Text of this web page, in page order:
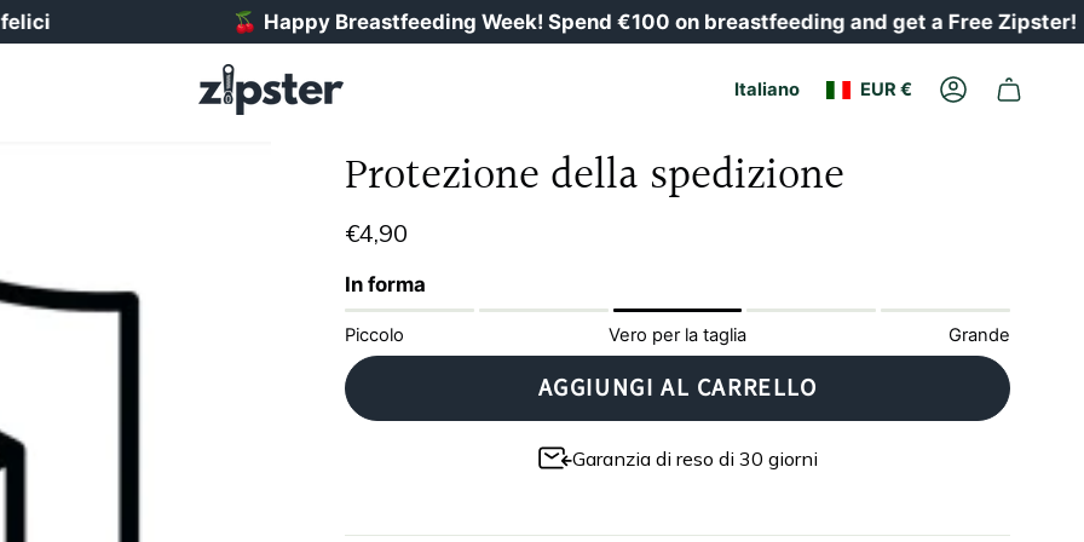
🍒Happy Breastfeeding Week! Spend €100 on breastfeeding and get a Free Zipster!🍒
Lingua
Italiano Valuta
EUR €
Il
Protezione della spedizione
€4,90
In forma
Piccolo Vero per la taglia Grande
AGGIUNGI AL CARRELLO
Garanzia di reso di 30 giorni